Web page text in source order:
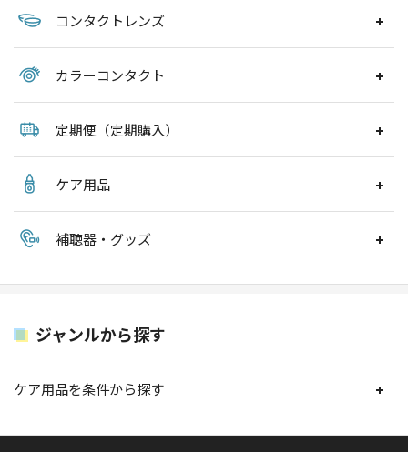
コンタクトレンズ
カラーコンタクト
定期便（定期購入）
ケア用品
補聴器・グッズ
ジャンルから探す
ケア用品を条件から探す